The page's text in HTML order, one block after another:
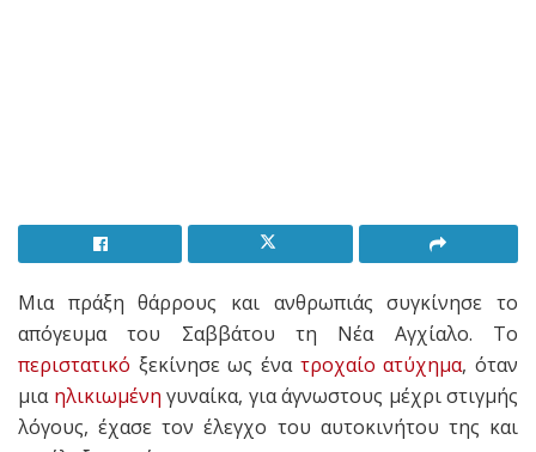
Μια πράξη θάρρους και ανθρωπιάς συγκίνησε το
απόγευμα του Σαββάτου τη Νέα Αγχίαλο. Το
περιστατικό ξεκίνησε ως ένα τροχαίο ατύχημα, όταν
μια ηλικιωμένη γυναίκα, για άγνωστους μέχρι στιγμής
λόγους, έχασε τον έλεγχο του αυτοκινήτου της και